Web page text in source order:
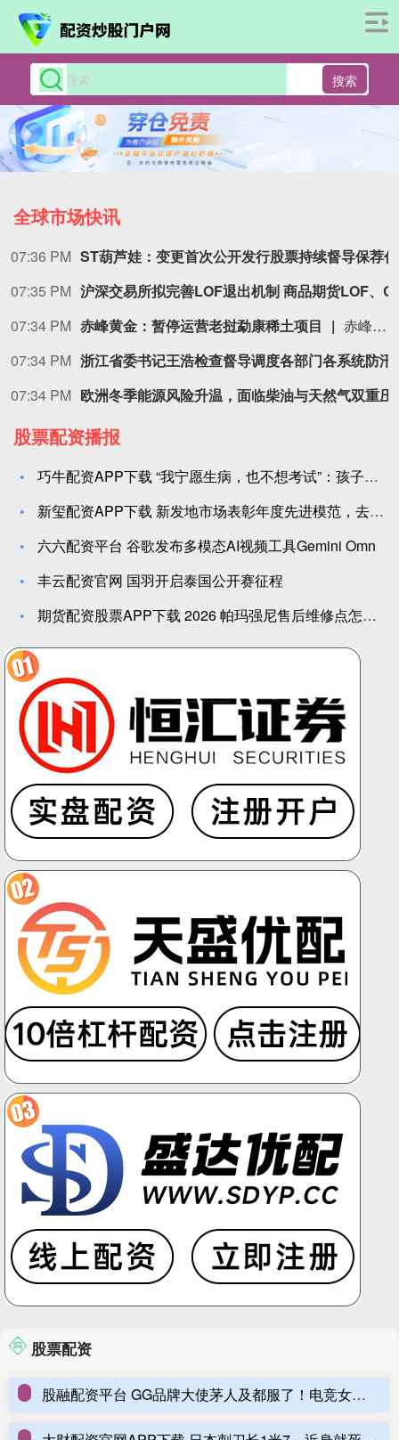
搜索
全球市场快讯
07:36 PM
07:35 PM
07:34 PM 赤峰黄金：暂停运营老挝勐康稀土项目
赤峰黄金公告，公司于2025年3月25日完成收购赤厦矿业90%股权，其运营的老挝勐康稀土项目尚处试生产阶段。经审慎研究评估，为响应并严格遵守稀土资源开发相关政策要求，赤金厦钨决定暂停该项目运营。2025年度该项目生产稀土产品998.56吨，归属于赤峰黄金净亏损5406.37万元；2026年第一季度生产63.6吨，净利润37.28万元，暂停运营预计对公司经营业绩整体影响较小。
07:34 PM
07:34 PM
股票配资播报
巧牛配资APP下载 “我宁愿生病，也不想考试”：孩子身体出的
新玺配资APP下载 新发地市场表彰年度先进模范，去年交易量达
六六配资平台 谷歌发布多模态AI视频工具Gemini Omn
丰云配资官网 国羽开启泰国公开赛征程
期货配资股票APP下载 2026 帕玛强尼售后维修点怎么选？
股票配资
股融配资平台 GG品牌大使茅人及都服了！电竞女神夺人生首座APT冠军